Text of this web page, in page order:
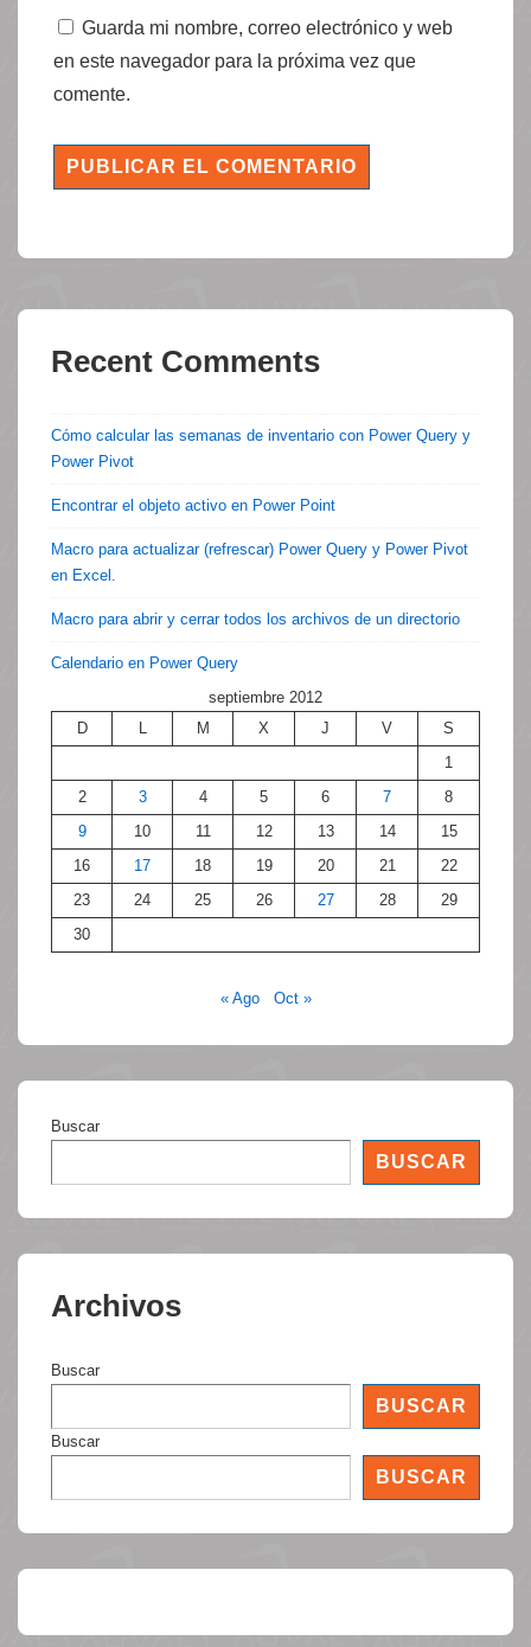
Guarda mi nombre, correo electrónico y web
en este navegador para la próxima vez que
comente.
Recent Comments
Cómo calcular las semanas de inventario con Power Query y
Power Pivot
Encontrar el objeto activo en Power Point
Macro para actualizar (refrescar) Power Query y Power Pivot
en Excel.
Macro para abrir y cerrar todos los archivos de un directorio
Calendario en Power Query
septiembre 2012
D
L M X J V
S
1
2
3 4 5 6 7
8
9
10 11 12 13 14
15
16
17 18 19 20 21
22
23
24 25 26 27 28
29
30
« Ago Oct »
Buscar
BUSCAR
Archivos
Buscar
BUSCAR
Buscar
BUSCAR